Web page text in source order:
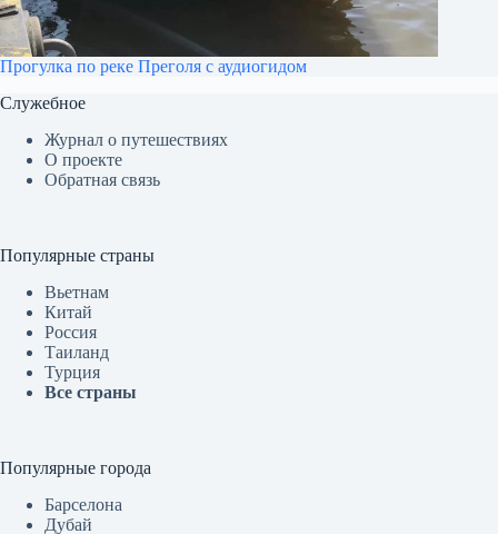
Прогулка по реке Преголя с аудиогидом
Служебное
Журнал о путешествиях
О проекте
Обратная связь
Популярные страны
Вьетнам
Китай
Россия
Таиланд
Турция
Все страны
Популярные города
Барселона
Дубай